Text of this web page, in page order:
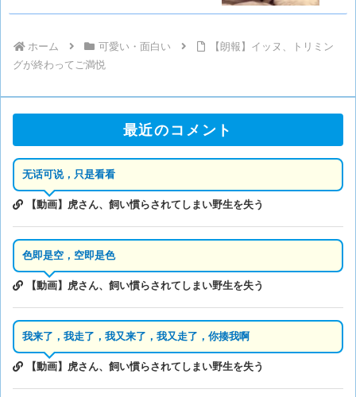
ホーム 可愛い・面白い
【朗報】イッヌ、トリミン
グが終わってご満悦
最近のコメント
无话可说，只是看看
【動画】虎さん、飼い慣らされてしまい野生を失う
色即是空，空即是色
【動画】虎さん、飼い慣らされてしまい野生を失う
我来了，我走了，我又来了，我又走了，你揍我啊
【動画】虎さん、飼い慣らされてしまい野生を失う